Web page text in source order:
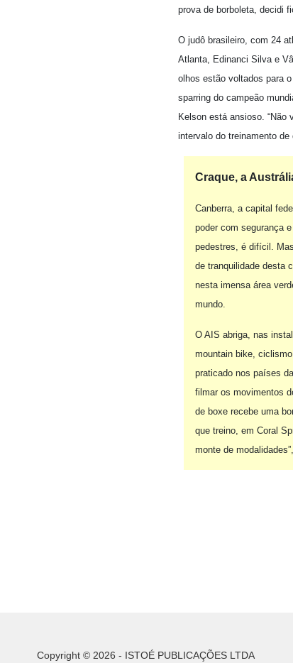
prova de borboleta, decidi
O judô brasileiro, com 24
Atlanta, Edinanci Silva e
olhos estão voltados para
sparring do campeão
Kelson está ansioso. “Não
intervalo do treinamento
Craque, a
Canberra, a capital
poder com segurança
pedestres, é difícil.
de tranquilidade desta
nesta imensa área
mundo.
O AIS abriga, nas
mountain bike,
praticado nos países
filmar os movimentos
de boxe recebe uma
que treino, em Coral
monte de
Copyright © 2026 - ISTOÉ PUBLICAÇÕES LTDA